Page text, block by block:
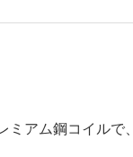
アム鋼コイル